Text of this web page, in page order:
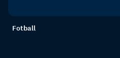
Fotball